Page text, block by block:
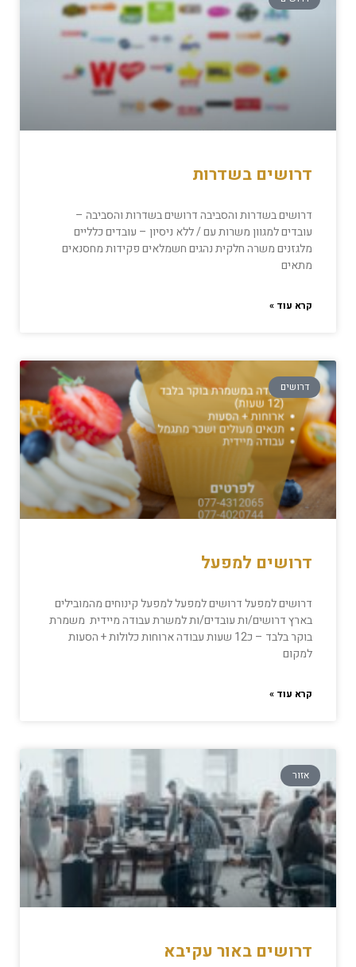
דרושים בשדרות
דרושים בשדרות והסביבה דרושים בשדרות והסביבה –
עובדים למגוון משרות עם / ללא ניסיון – עובדים כלליים
מלגזנים משרה חלקית נהגים חשמלאים פקידות מחסנאים
מתאים
קרא עוד »
דרושים
דרושים למפעל
דרושים למפעל דרושים למפעל למפעל קינוחים מהמובילים
בארץ דרושים/ות עובדים/ות למשרת עבודה מיידית משמרת
בוקר בלבד – כ12 שעות עבודה ארוחות כלולות + הסעות
למקום
קרא עוד »
אזור
דרושים באור עקיבא